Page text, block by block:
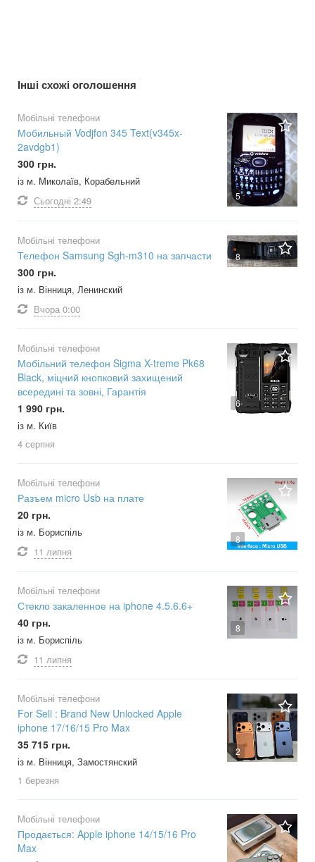
Інші схожі оголошення
5
Мобільні телефони
Мобильный Vodjfon 345 Text(v345x-
2avdgb1)
300 грн.
із м. Миколаїв, Корабельний
Сьогодні 2:49
8
Мобільні телефони
Телефон Samsung Sgh-m310 на запчасти
300 грн.
із м. Вінниця, Ленинский
Вчора 0:00
6
Мобільні телефони
Мобільний телефон Sigma X-treme Pk68
Black, міцний кнопковий захищений
всередині та зовні, Гарантія
1 990 грн.
із м. Київ
4 серпня
8
Мобільні телефони
Разъем micro Usb на плате
20 грн.
із м. Бориспіль
11 липня
8
Мобільні телефони
Стекло закаленное на iphone 4.5.6.6+
40 грн.
із м. Бориспіль
11 липня
2
Мобільні телефони
For Sell : Brand New Unlocked Apple
iphone 17/16/15 Pro Max
35 715 грн.
із м. Вінниця, Замостянский
1 березня
Мобільні телефони
Продається: Apple iphone 14/15/16 Pro
Max